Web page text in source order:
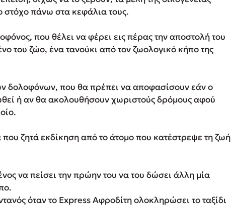
στόχο πάνω στα κεφάλια τους.
που θέλει να φέρει εις πέρας την αποστολή του
του ζώο, ένα τανούκι από τον ζωολογικό κήπο της
δολοφόνων, που θα πρέπει να αποφασίσουν εάν ο
ή αν θα ακολουθήσουν χωριστούς δρόμους αφού
ζητά εκδίκηση από το άτομο που κατέστρεψε τη ζωή
να πείσει την πρώην του να του δώσει άλλη μία
όταν το Express Αφροδίτη ολοκληρώσει το ταξίδι